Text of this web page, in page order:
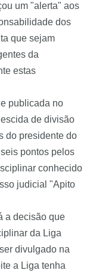
um "alerta" aos
dos
que sejam
da
estas
publicada no
de divisão
do presidente do
pontos pelos
conhecido
judicial "Apito
a decisão que
da Liga
divulgado na
a Liga tenha